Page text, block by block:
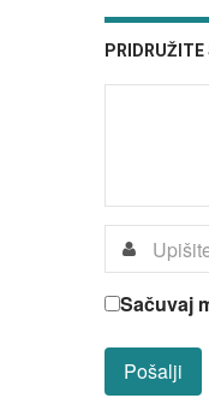
PRIDRUŽITE
Sačuvaj